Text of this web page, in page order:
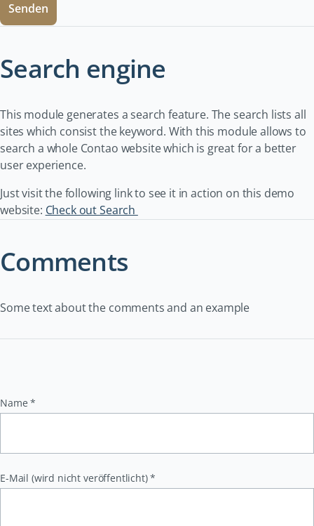
Senden
Search engine
This module generates a search feature. The search lists all
sites which consist the keyword. With this module allows to
search a whole Contao website which is great for a better
user experience.
Just visit the following link to see it in action on this demo
website: Check out Search
Comments
Some text about the comments and an example
Pflichtfeld
Name *
Pflichtfeld
E-Mail (wird nicht veröffentlicht) *